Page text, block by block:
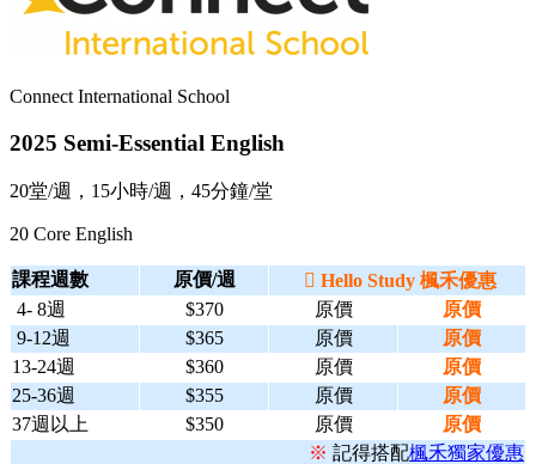
Connect International School
2025 Semi-Essential English
20堂/週，15小時/週，45分鐘/堂
20 Core English
課程週數 原價/週  Hello Study 楓禾優惠
4- 8週
$370 原價
原價
9-12週
$365 原價
原價
13-24週
$360 原價
原價
25-36週
$355 原價
原價
37週以上
$350 原價
原價
※ 記得搭配楓禾獨家優惠